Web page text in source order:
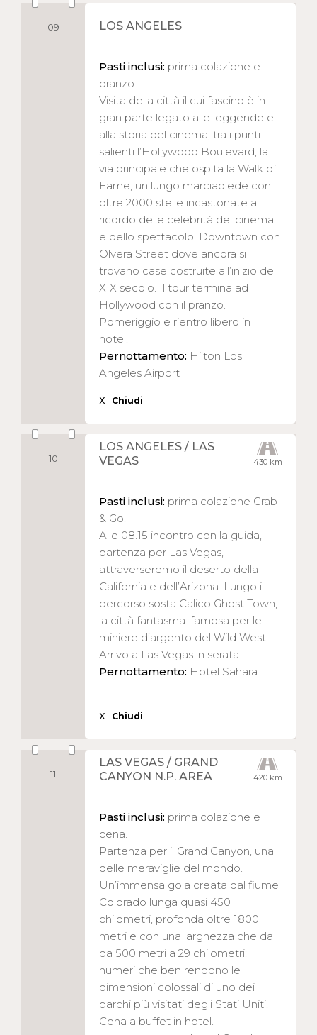
09 LOS ANGELES
Pasti inclusi: prima colazione e
pranzo.
Visita della città il cui fascino è in
gran parte legato alle leggende e
alla storia del cinema, tra i punti
salienti l’Hollywood Boulevard, la
via principale che ospita la Walk of
Fame, un lungo marciapiede con
oltre 2000 stelle incastonate a
ricordo delle celebrità del cinema
e dello spettacolo. Downtown con
Olvera Street dove ancora si
trovano case costruite all’inizio del
XIX secolo. Il tour termina ad
Hollywood con il pranzo.
Pomeriggio e rientro libero in
hotel.
Pernottamento: Hilton Los
Angeles Airport
X Chiudi
10 430 km
LOS ANGELES / LAS
VEGAS
Pasti inclusi: prima colazione Grab
& Go.
Alle 08.15 incontro con la guida,
partenza per Las Vegas,
attraverseremo il deserto della
California e dell’Arizona. Lungo il
percorso sosta Calico Ghost Town,
la città fantasma. famosa per le
miniere d’argento del Wild West.
Arrivo a Las Vegas in serata.
Pernottamento: Hotel Sahara
X Chiudi
11 420 km
LAS VEGAS / GRAND
CANYON N.P. AREA
Pasti inclusi: prima colazione e
cena.
Partenza per il Grand Canyon, una
delle meraviglie del mondo.
Un’immensa gola creata dal fiume
Colorado lunga quasi 450
chilometri, profonda oltre 1800
metri e con una larghezza che da
da 500 metri a 29 chilometri:
numeri che ben rendono le
dimensioni colossali di uno dei
parchi più visitati degli Stati Uniti.
Cena a buffet in hotel.